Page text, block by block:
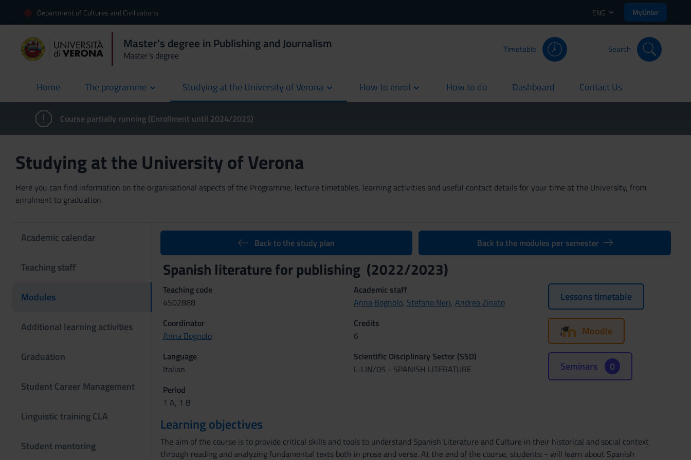
Department of Cultures and Civilizations ENG MyUnivr
Master’s degree in Publishing and Journalism
Master’s degree
Timetable Search
Home
current The programme Studying at the University of Verona How to enrol How to do
current Dashboard
current Contact Us
current
Course partially running (Enrollment until 2024/2025)
Studying at the University of Verona
Here you can find information on the organisational aspects of the Programme, lecture timetables, learning activities and useful contact details for your time at the University, from
enrolment to graduation.
Academic calendar
Teaching staff
Modules
Additional learning activities
Graduation
Student Career Management
Linguistic training CLA
Student mentoring
Back to the study plan Back to the modules per semester
Spanish literature for publishing (2022/2023)
Teaching code
4S02888
Academic staff
Anna Bognolo, Stefano Neri, Andrea Zinato
Coordinator
Anna Bognolo
Credits
6
Language
Italian
Scientific Disciplinary Sector (SSD)
L-LIN/05 - SPANISH LITERATURE
Period
1 A, 1 B
Lessons timetable
Moodle
Seminars 0
Learning objectives
The aim of the course is to provide critical skills and tools to understand Spanish Literature and Culture in their historical and social context
through reading and analyzing fundamental texts both in prose and verse. At the end of the course, students: - will learn about Spanish